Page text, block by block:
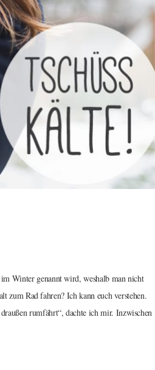
Winter genannt wird, weshalb man nicht
zum Rad fahren? Ich kann euch verstehen.
rumfährt“, dachte ich mir. Inzwischen